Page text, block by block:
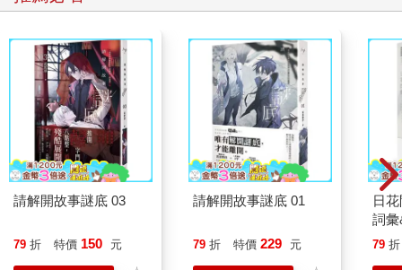
請解開故事謎底 03
79 折 特價 150 元
請解開故事謎底 01
79 折 特價 229 元
日
詞
79 折